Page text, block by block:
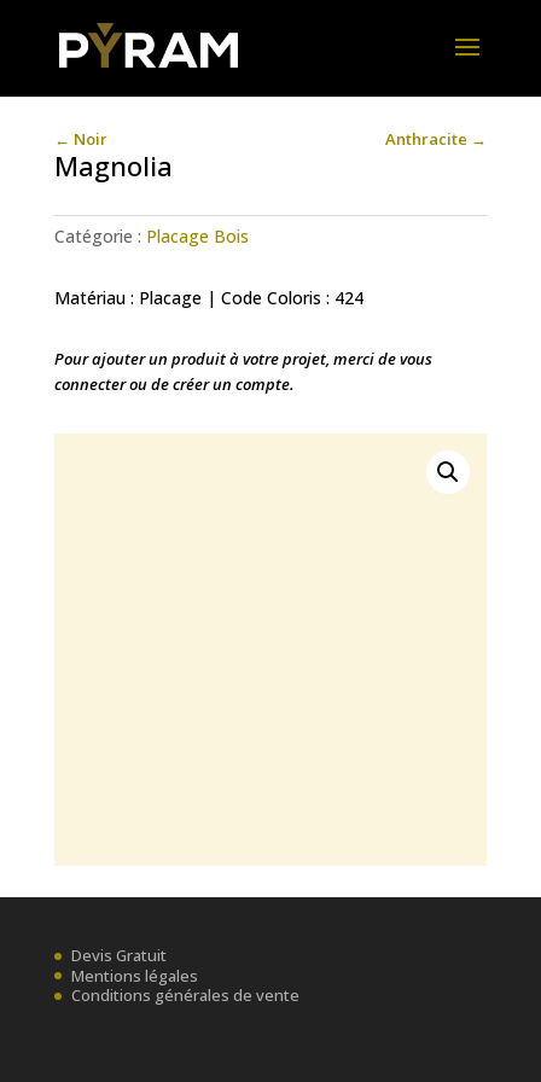
← Noir Anthracite →
Magnolia
Catégorie : Placage Bois
Matériau : Placage | Code Coloris : 424
Pour ajouter un produit à votre projet, merci de vous
connecter ou de créer un compte.
Devis Gratuit
Mentions légales
Conditions générales de vente